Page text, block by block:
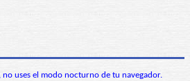
no uses el modo nocturno de tu navegador.